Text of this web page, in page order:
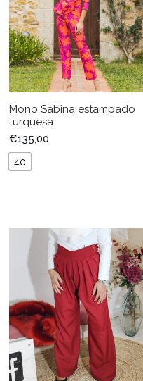
Mono Sabina estampado
turquesa
€135,00
40